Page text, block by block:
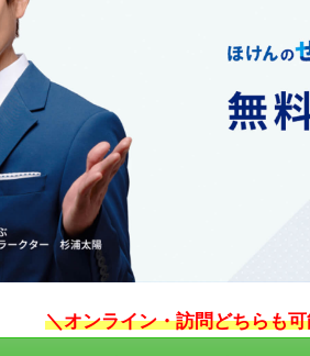
＼オンライン・訪問どちらも